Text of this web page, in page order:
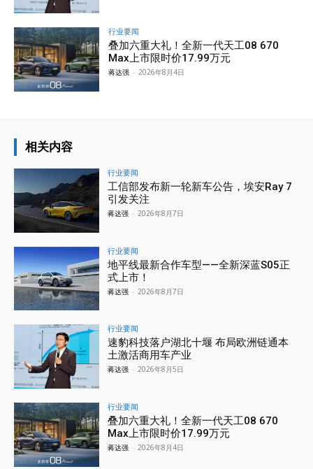
行业要闻
叠加六重大礼！全新一代天工08 670
Max上市限时价17.99万元
蒋达强 - 2026年8月4日
相关内容
行业要闻
工信部发布新一轮新车公告，埃安Ray 7
引发关注
蒋达强 - 2026年8月7日
行业要闻
地平线最新合作车型——全新深蓝S05正
式上市！
蒋达强 - 2026年8月7日
行业要闻
速豹科技落户湖北十堰 布局欧洲链通本
土激活商用车产业
蒋达强 - 2026年8月5日
行业要闻
叠加六重大礼！全新一代天工08 670
Max上市限时价17.99万元
蒋达强 - 2026年8月4日